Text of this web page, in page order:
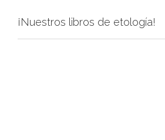
¡Nuestros libros de etología!